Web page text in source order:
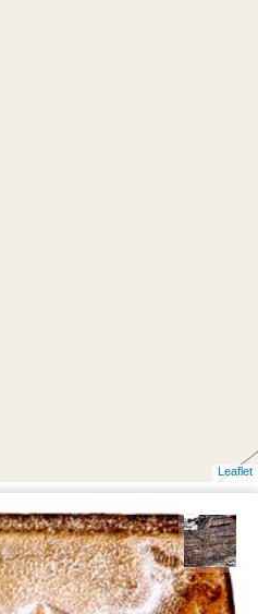
Leaflet
محمد ناصری فرد